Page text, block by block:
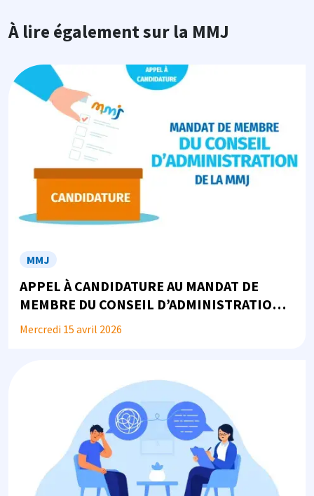
À lire également sur la MMJ
Image
MMJ
APPEL À CANDIDATURE AU MANDAT DE
MEMBRE DU CONSEIL D’ADMINISTRATION
DE LA MMJ
Mercredi 15 avril 2026